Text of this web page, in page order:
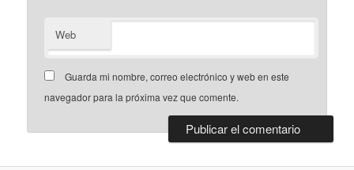
Web
Guarda mi nombre, correo electrónico y web en este
navegador para la próxima vez que comente.